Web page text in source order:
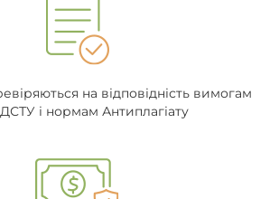
на відповідність вимогам
і нормам Антиплагіату